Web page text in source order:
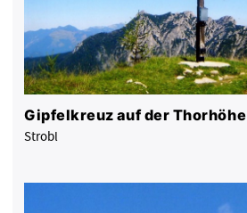
Gipfelkreuz auf der Thorhöhe
Strobl